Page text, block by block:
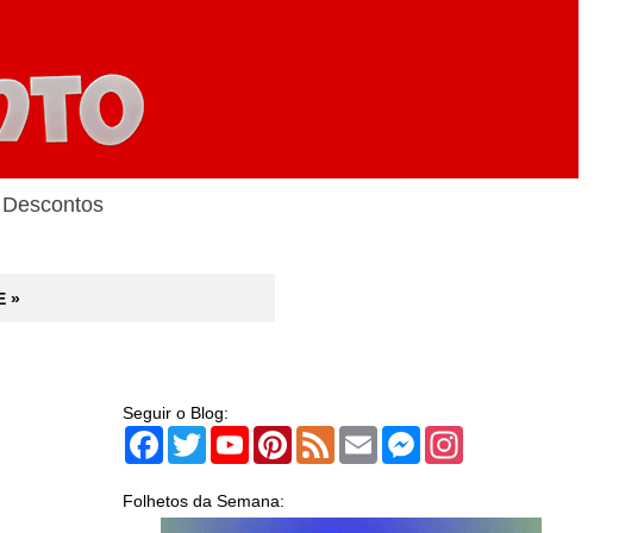
Descontos
»
Seguir o Blog:
Facebook
TwitterYouTubePinterest
Feed Email Messenger
Folhetos da Semana: